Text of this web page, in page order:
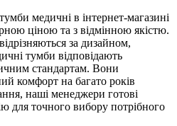
медичні в інтернет-магазині
ціною та з відмінною якістю.
за дизайном,
тумби відповідають
стандартам. Вони
комфорт на багато років
наші менеджери готові
для точного вибору потрібного